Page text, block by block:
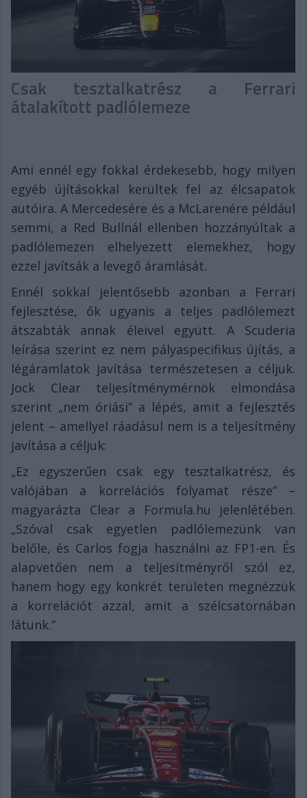
Csak tesztalkatrész a Ferrari
átalakított padlólemeze
Ami ennél egy fokkal érdekesebb, hogy milyen
egyéb újításokkal kerültek fel az élcsapatok
autóira. A Mercedesére és a McLarenére például
semmi, a Red Bullnál ellenben hozzányúltak a
padlólemezen elhelyezett elemekhez, hogy
ezzel javítsák a levegő áramlását.
Ennél sokkal jelentősebb azonban a Ferrari
fejlesztése, ők ugyanis a teljes padlólemezt
átszabták annak éleivel együtt. A Scuderia
leírása szerint ez nem pályaspecifikus újítás, a
légáramlatok javítása természetesen a céljuk.
Jock Clear teljesítménymérnök elmondása
szerint „nem óriási” a lépés, amit a fejlesztés
jelent – amellyel ráadásul nem is a teljesítmény
javítása a céljuk:
„Ez egyszerűen csak egy tesztalkatrész, és
valójában a korrelációs folyamat része” –
magyarázta Clear a Formula.hu jelenlétében.
„Szóval csak egyetlen padlólemezünk van
belőle, és Carlos fogja használni az FP1-en. És
alapvetően nem a teljesítményről szól ez,
hanem hogy egy konkrét területen megnézzük
a korrelációt azzal, amit a szélcsatornában
látunk.”